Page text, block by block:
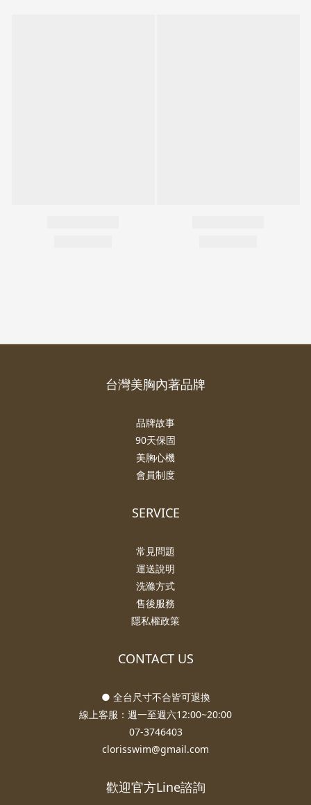
台灣美胸內著品牌
品牌故事
90天保固
美胸心機
會員制度
SERVICE
常見問題
運送說明
洗滌方式
售後服務
隱私權政策
CONTACT US
● 全台尺寸不合皆可退換
線上客服：週一至週六12:00~20:00
07-3746403
clorisswim@gmail.com
歡迎官方Line諮詢